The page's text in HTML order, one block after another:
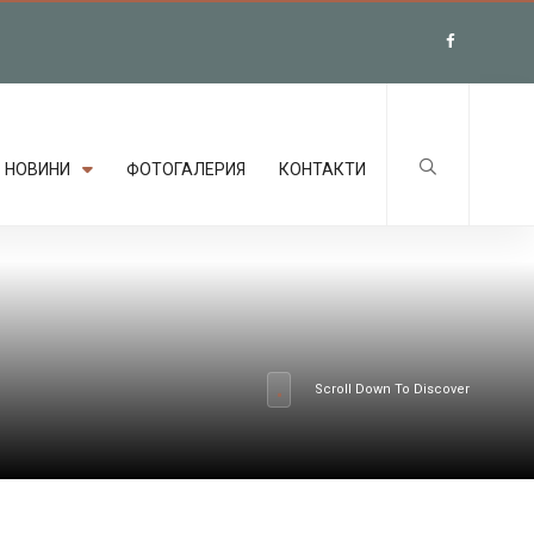
НОВИНИ ФОТОГАЛЕРИЯ КОНТАКТИ
Scroll Down To Discover